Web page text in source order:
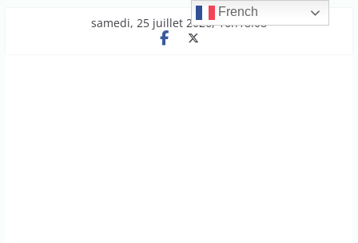
samedi, 25 juillet 2026, 16h18:08
French